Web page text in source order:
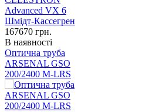
167670 грн.
В наявності
Оптична труба
ARSENAL GSO
200/2400 M-LRS